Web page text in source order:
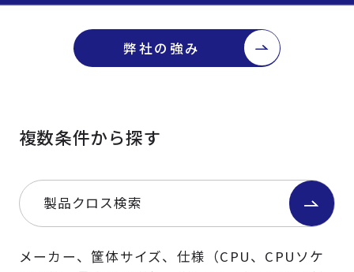
弊社の強み
複数条件から探す
製品クロス検索
メーカー、筐体サイズ、仕様（CPU、CPUソケ